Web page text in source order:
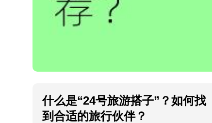
什么是“24号旅游搭子”？如何找
到合适的旅行伙伴？